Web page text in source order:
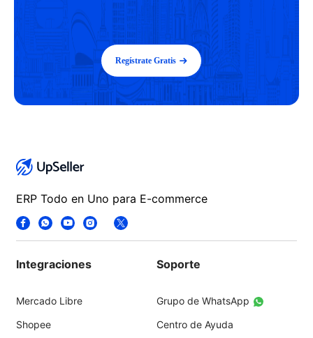
Regístrate Gratis
ERP Todo en Uno para E-commerce
Integraciones
Mercado Libre
Shopee
Soporte
Grupo de WhatsApp
Centro de Ayuda